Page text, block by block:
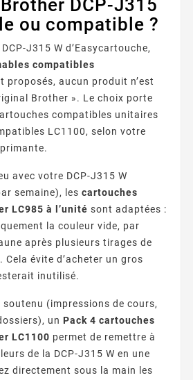
DCP-J315
ou compatible ?
J315 W d’Easycartouche,
compatibles
proposés, aucun produit n’est
Brother ». Le choix porte
compatibles unitaires
LC1100, selon votre
avec votre DCP-J315 W
semaine), les cartouches
LC985 à l’unité sont adaptées :
la couleur vide, par
après plusieurs tirages de
évite d’acheter un gros
inutilisé.
soutenu (impressions de cours,
un Pack 4 cartouches
LC1100 permet de remettre à
de la DCP-J315 W en une
directement sous la main les